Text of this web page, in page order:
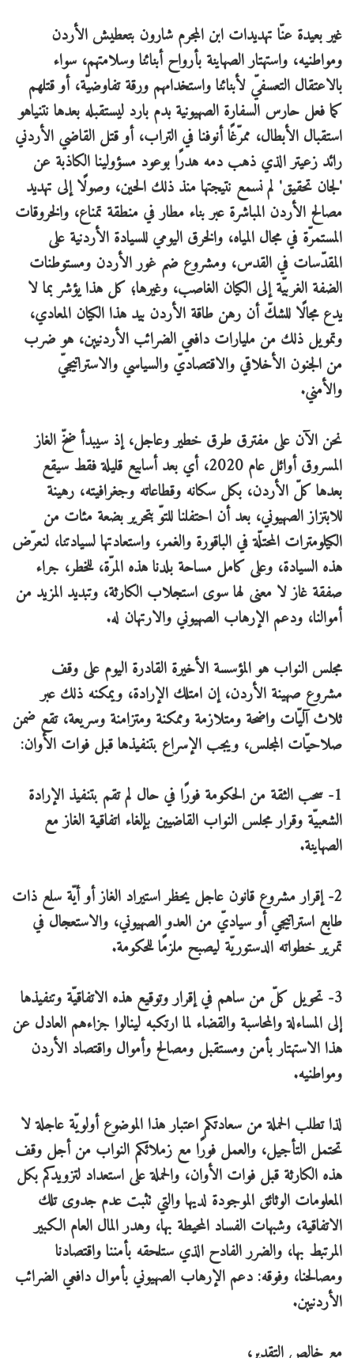
غير بعيدة عنّا تهديدات ابن المجرم شارون بتعطيش الأردن
ومواطنيه، واستهتار الصهاينة بأرواح أبنائنا وسلامتهم، سواء
بالاعتقال التعسفيّ لأبنائنا واستخدامهم ورقة تفاوضيّة، أو قتلهم
كما فعل حارس السفارة الصهيونية بدم بارد ليستقبله بعدها نتنياهو
استقبال الأبطال، ممرّغًا أنوفنا في التراب، أو قتل القاضي الأردني
رائد زعيتر الذي ذهب دمه هدرًا بوعود مسؤولينا الكاذبة عن
'لجان تحقيق' لم نسمع نتيجتها منذ ذلك الحين، وصولًا إلى تهديد
مصالح الأردن المباشرة عبر بناء مطار في منطقة تمناع، والخروقات
المستمرّة في مجال المياه، والخرق اليومي للسيادة الأردنية على
المقدّسات في القدس، ومشروع ضم غور الأردن ومستوطنات
الضفة الغربيّة إلى الكيان الغاصب، وغيرها؛ كل هذا يؤشر بما لا
يدع مجالًا للشكّ أن رهن طاقة الأردن بيد هذا الكيان المعادي،
وتمويل ذلك من مليارات دافعي الضرائب الأردنيين، هو ضرب
من الجنون الأخلاقي والاقتصاديّ والسياسي والاستراتيجيّ
والأمني.
نحن الآن على مفترق طرق خطير وعاجل، إذ سيبدأ ضخّ الغاز
المسروق أوائل عام 2020، أي بعد أسابيع قليلة فقط سيقع
بعدها كلّ الأردن، بكل سكانه وقطاعاته وجغرافيته، رهينة
للابتزاز الصهيوني، بعد أن احتفلنا للتوّ بتحرير بضعة مئات من
الكيلومترات المحتلّة في الباقورة والغمر، واستعادتها لسيادتنا، لنعرّض
هذه السيادة، وعلى كامل مساحة بلدنا هذه المرّة، للخطر، جراء
صفقة غاز لا معنى لها سوى استجلاب الكارثة، وتبديد المزيد من
أموالنا، ودعم الإرهاب الصهيوني والارتهان له.
مجلس النواب هو المؤسسة الأخيرة القادرة اليوم على وقف
مشروع صهينة الأردن، إن امتلك الإرادة، ويمكنه ذلك عبر
ثلاث آليّات واضحة ومتلازمة وممكنة ومتزامنة وسريعة، تقع ضمن
صلاحيّات المجلس، ويجب الإسراع بتنفيذها قبل فوات الأوان:
1- سحب الثقة من الحكومة فورًا في حال لم تقم بتنفيذ الإرادة
الشعبيّة وقرار مجلس النواب القاضيين بإلغاء اتفاقية الغاز مع
الصهاينة.
2- إقرار مشروع قانون عاجل يحظر استيراد الغاز أو أيّة سلع ذات
طابع استراتيجي أو سياديّ من العدو الصهيوني، والاستعجال في
تمرير خطواته الدستوريّة ليصبح ملزمًا للحكومة.
3- تحويل كلّ من ساهم في إقرار وتوقيع هذه الاتفاقيّة وتنفيذها
إلى المساءلة والمحاسبة والقضاء لما ارتكبه لينالوا جزاءهم العادل عن
هذا الاستهتار بأمن ومستقبل ومصالح وأموال واقتصاد الأردن
ومواطنيه.
لذا تطلب الحملة من سعادتكم اعتبار هذا الموضوع أولويّة عاجلة لا
تحتمل التأجيل، والعمل فورًا مع زملائكم النواب من أجل وقف
هذه الكارثة قبل فوات الأوان، والحملة على استعداد لتزويدكم بكل
المعلومات الوثائق الموجودة لديها والتي تثبت عدم جدوى تلك
الاتفاقية، وشبهات الفساد المحيطة بها، وهدر المال العام الكبير
المرتبط بها، والضرر الفادح الذي ستلحقه بأمننا واقتصادنا
ومصالحنا، وفوقه: دعم الإرهاب الصهيوني بأموال دافعي الضرائب
الأردنيين.